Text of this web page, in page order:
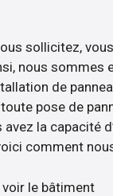
sollicitez,
nous sommes
de
pose de
la capacité
comment
le bâtiment